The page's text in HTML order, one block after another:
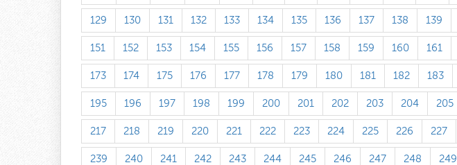
129 130 131 132 133 134 135 136 137 138 139
151 152 153 154 155 156 157 158 159 160 161
173 174 175 176 177 178 179 180 181 182 183
195 196 197 198 199 200 201 202 203 204 205
217 218 219 220 221 222 223 224 225 226 227
239 240 241 242 243 244 245 246 247 248 249